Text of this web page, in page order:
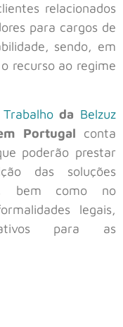
relacionados
para cargos de
sendo, em
recurso ao regime
da Belzuz
Portugal conta
poderão prestar
das soluções
bem como no
legais,
para as